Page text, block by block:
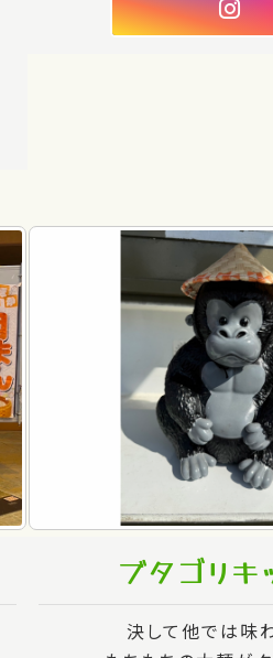
ブタゴリキ
決して他では味